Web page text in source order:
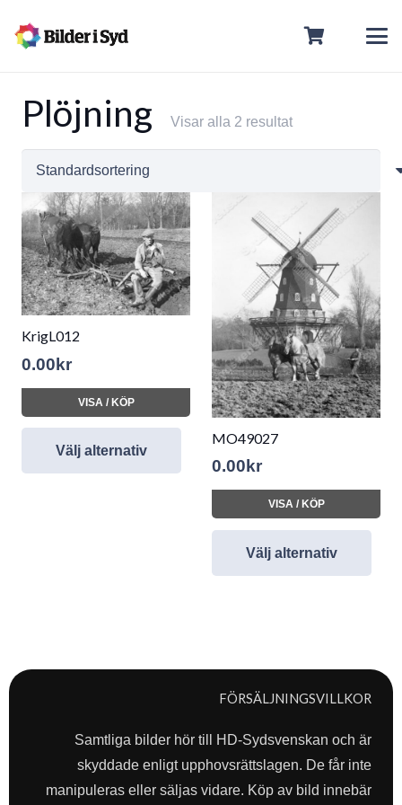
Plöjning Visar alla 2 resultat
KrigL012
0.00kr
VISA / KÖP
Välj alternativ
MO49027
0.00 kr
VISA / KÖP
Välj alternativ
FÖRSÄLJNINGSVILLKOR
Samtliga bilder hör till HD-Sydsvenskan och är
skyddade enligt upphovsrättslagen. De får inte
manipuleras eller säljas vidare. Köp av bild innebär